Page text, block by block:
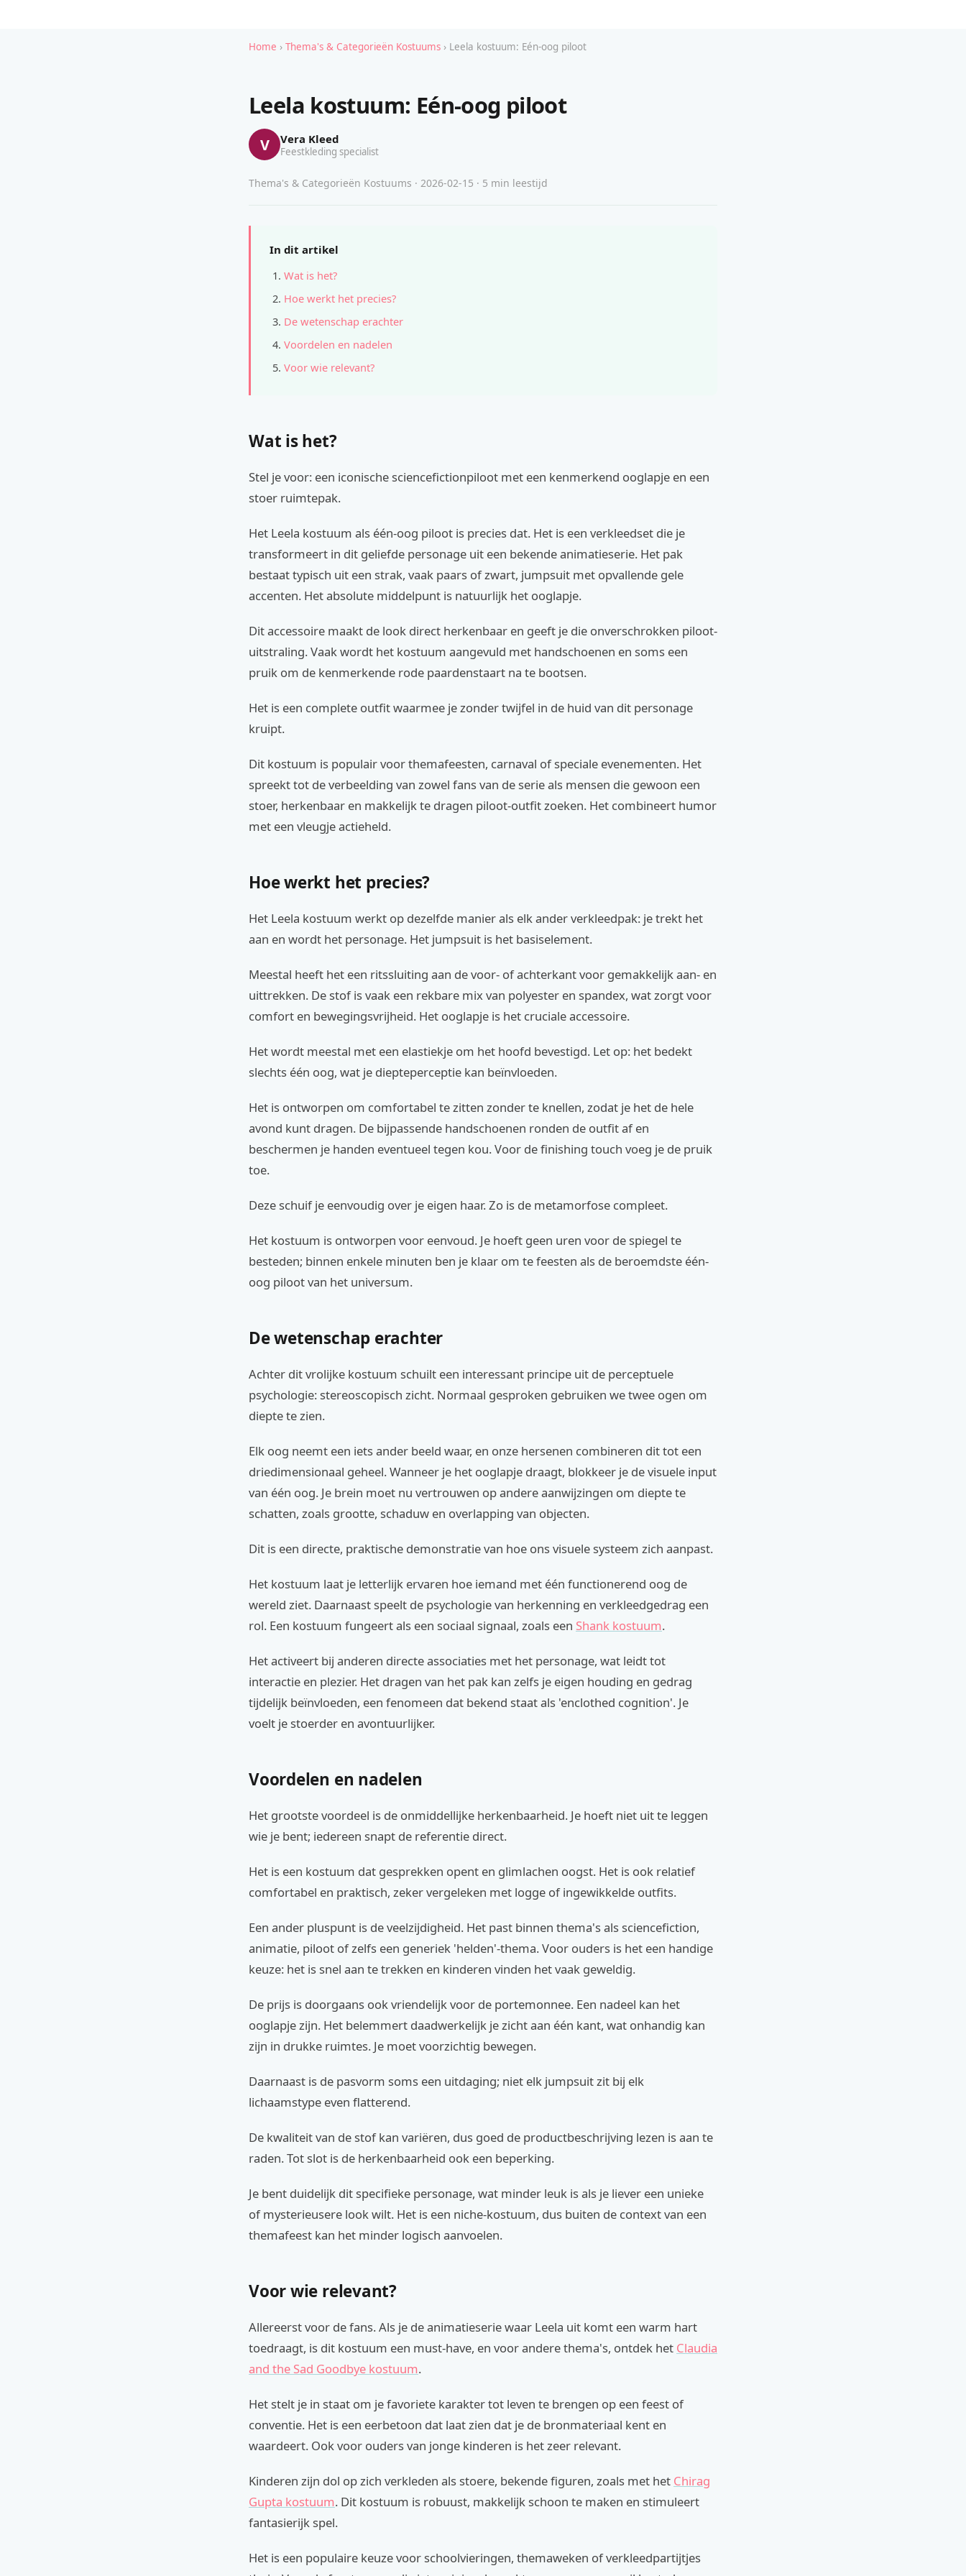
Home › Thema's & Categorieën Kostuums › Leela kostuum: Eén-oog piloot
Leela kostuum: Eén-oog piloot
V Vera Kleed
Feestkleding specialist
Thema's & Categorieën Kostuums · 2026-02-15 · 5 min leestijd
In dit artikel
Wat is het?
Hoe werkt het precies?
De wetenschap erachter
Voordelen en nadelen
Voor wie relevant?
Wat is het?
Stel je voor: een iconische sciencefictionpiloot met een kenmerkend ooglapje en een
stoer ruimtepak.
Het Leela kostuum als één-oog piloot is precies dat. Het is een verkleedset die je
transformeert in dit geliefde personage uit een bekende animatieserie. Het pak
bestaat typisch uit een strak, vaak paars of zwart, jumpsuit met opvallende gele
accenten. Het absolute middelpunt is natuurlijk het ooglapje.
Dit accessoire maakt de look direct herkenbaar en geeft je die onverschrokken piloot-
uitstraling. Vaak wordt het kostuum aangevuld met handschoenen en soms een
pruik om de kenmerkende rode paardenstaart na te bootsen.
Het is een complete outfit waarmee je zonder twijfel in de huid van dit personage
kruipt.
Dit kostuum is populair voor themafeesten, carnaval of speciale evenementen. Het
spreekt tot de verbeelding van zowel fans van de serie als mensen die gewoon een
stoer, herkenbaar en makkelijk te dragen piloot-outfit zoeken. Het combineert humor
met een vleugje actieheld.
Hoe werkt het precies?
Het Leela kostuum werkt op dezelfde manier als elk ander verkleedpak: je trekt het
aan en wordt het personage. Het jumpsuit is het basiselement.
Meestal heeft het een ritssluiting aan de voor- of achterkant voor gemakkelijk aan- en
uittrekken. De stof is vaak een rekbare mix van polyester en spandex, wat zorgt voor
comfort en bewegingsvrijheid. Het ooglapje is het cruciale accessoire.
Het wordt meestal met een elastiekje om het hoofd bevestigd. Let op: het bedekt
slechts één oog, wat je diepteperceptie kan beïnvloeden.
Het is ontworpen om comfortabel te zitten zonder te knellen, zodat je het de hele
avond kunt dragen. De bijpassende handschoenen ronden de outfit af en
beschermen je handen eventueel tegen kou. Voor de finishing touch voeg je de pruik
toe.
Deze schuif je eenvoudig over je eigen haar. Zo is de metamorfose compleet.
Het kostuum is ontworpen voor eenvoud. Je hoeft geen uren voor de spiegel te
besteden; binnen enkele minuten ben je klaar om te feesten als de beroemdste één-
oog piloot van het universum.
De wetenschap erachter
Achter dit vrolijke kostuum schuilt een interessant principe uit de perceptuele
psychologie: stereoscopisch zicht. Normaal gesproken gebruiken we twee ogen om
diepte te zien.
Elk oog neemt een iets ander beeld waar, en onze hersenen combineren dit tot een
driedimensionaal geheel. Wanneer je het ooglapje draagt, blokkeer je de visuele input
van één oog. Je brein moet nu vertrouwen op andere aanwijzingen om diepte te
schatten, zoals grootte, schaduw en overlapping van objecten.
Dit is een directe, praktische demonstratie van hoe ons visuele systeem zich aanpast.
Het kostuum laat je letterlijk ervaren hoe iemand met één functionerend oog de
wereld ziet. Daarnaast speelt de psychologie van herkenning en verkleedgedrag een
rol. Een kostuum fungeert als een sociaal signaal, zoals een Shank kostuum.
Het activeert bij anderen directe associaties met het personage, wat leidt tot
interactie en plezier. Het dragen van het pak kan zelfs je eigen houding en gedrag
tijdelijk beïnvloeden, een fenomeen dat bekend staat als 'enclothed cognition'. Je
voelt je stoerder en avontuurlijker.
Voordelen en nadelen
Het grootste voordeel is de onmiddellijke herkenbaarheid. Je hoeft niet uit te leggen
wie je bent; iedereen snapt de referentie direct.
Het is een kostuum dat gesprekken opent en glimlachen oogst. Het is ook relatief
comfortabel en praktisch, zeker vergeleken met logge of ingewikkelde outfits.
Een ander pluspunt is de veelzijdigheid. Het past binnen thema's als sciencefiction,
animatie, piloot of zelfs een generiek 'helden'-thema. Voor ouders is het een handige
keuze: het is snel aan te trekken en kinderen vinden het vaak geweldig.
De prijs is doorgaans ook vriendelijk voor de portemonnee. Een nadeel kan het
ooglapje zijn. Het belemmert daadwerkelijk je zicht aan één kant, wat onhandig kan
zijn in drukke ruimtes. Je moet voorzichtig bewegen.
Daarnaast is de pasvorm soms een uitdaging; niet elk jumpsuit zit bij elk
lichaamstype even flatterend.
De kwaliteit van de stof kan variëren, dus goed de productbeschrijving lezen is aan te
raden. Tot slot is de herkenbaarheid ook een beperking.
Je bent duidelijk dit specifieke personage, wat minder leuk is als je liever een unieke
of mysterieusere look wilt. Het is een niche-kostuum, dus buiten de context van een
themafeest kan het minder logisch aanvoelen.
Voor wie relevant?
Allereerst voor de fans. Als je de animatieserie waar Leela uit komt een warm hart
toedraagt, is dit kostuum een must-have, en voor andere thema's, ontdek het Claudia
and the Sad Goodbye kostuum.
Het stelt je in staat om je favoriete karakter tot leven te brengen op een feest of
conventie. Het is een eerbetoon dat laat zien dat je de bronmateriaal kent en
waardeert. Ook voor ouders van jonge kinderen is het zeer relevant.
Kinderen zijn dol op zich verkleden als stoere, bekende figuren, zoals met het Chirag
Gupta kostuum. Dit kostuum is robuust, makkelijk schoon te maken en stimuleert
fantasierijk spel.
Het is een populaire keuze voor schoolvieringen, themaweken of verkleedpartijtjes